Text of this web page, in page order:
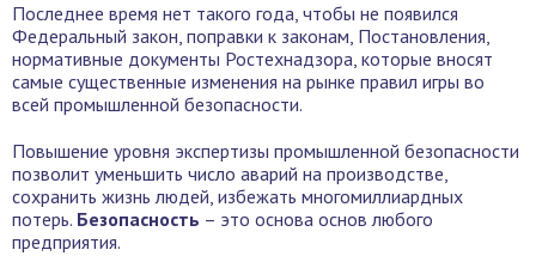
Последнее время нет такого года, чтобы не появился
Федеральный закон, поправки к законам, Постановления,
нормативные документы Ростехнадзора, которые вносят
самые существенные изменения на рынке правил игры во
всей промышленной безопасности.
Повышение уровня экспертизы промышленной безопасности
позволит уменьшить число аварий на производстве,
сохранить жизнь людей, избежать многомиллиардных
потерь. Безопасность – это основа основ любого
предприятия.